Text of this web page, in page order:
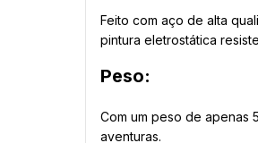
Feito com aço de alta
pintura eletrostática
Peso:
Com um peso de apenas
aventuras.